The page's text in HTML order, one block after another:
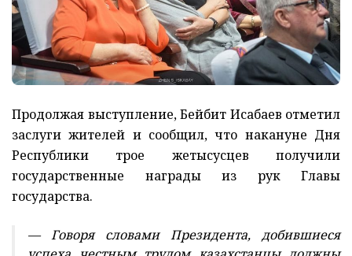
Продолжая выступление, Бейбит Исабаев отметил
заслуги жителей и сообщил, что накануне Дня
Республики трое жетысусцев получили
государственные награды из рук Главы
государства.
— Говоря словами Президента, добившиеся